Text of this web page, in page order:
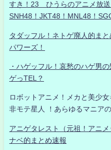
すき！23 ひうらのアニメ放
SNH48！JKT48！MNL48！
タダッフル！ネトゲ廃人的ま
パワーズ！
・ハゲッフル！哀愁のハゲ男
ゲっTEL？
ロボットアニメ！メカと美少
非モテ星人 ！あらゆるマニア
アニゲタレスト（元祖！アニ
ナベ的まとめ速報